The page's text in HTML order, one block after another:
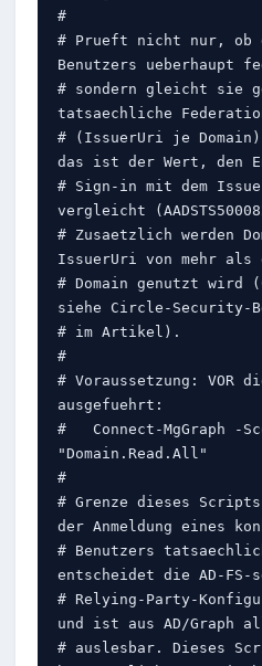
#
# Prueft nicht nur, ob
Benutzers ueberhaupt
# sondern gleicht sie
tatsaechliche
# (IssuerUri je
das ist der Wert, den
# Sign-in mit dem Issuer
vergleicht
# Zusaetzlich werden
IssuerUri von mehr als
# Domain genutzt wird
siehe Circle-Security-
# im Artikel).
#
# Voraussetzung: VOR
ausgefuehrt:
#   Connect-MgGraph -
"Domain.Read.All"
#
# Grenze dieses
der Anmeldung eines
# Benutzers
entscheidet die AD-FS-
# Relying-Party-
und ist aus AD/Graph
# auslesbar. Dieses